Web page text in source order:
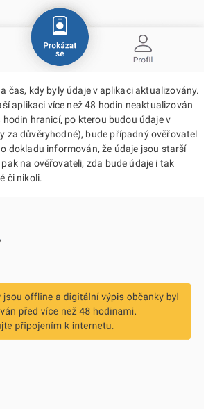
čas, kdy byly údaje v aplikaci aktualizovány.
aplikaci více než 48 hodin neaktualizován
hodin hranicí, po kterou budou údaje v
za důvěryhodné), bude případný ověřovatel
dokladu informován, že údaje jsou starší
na ověřovateli, zda bude údaje i tak
či nikoli.